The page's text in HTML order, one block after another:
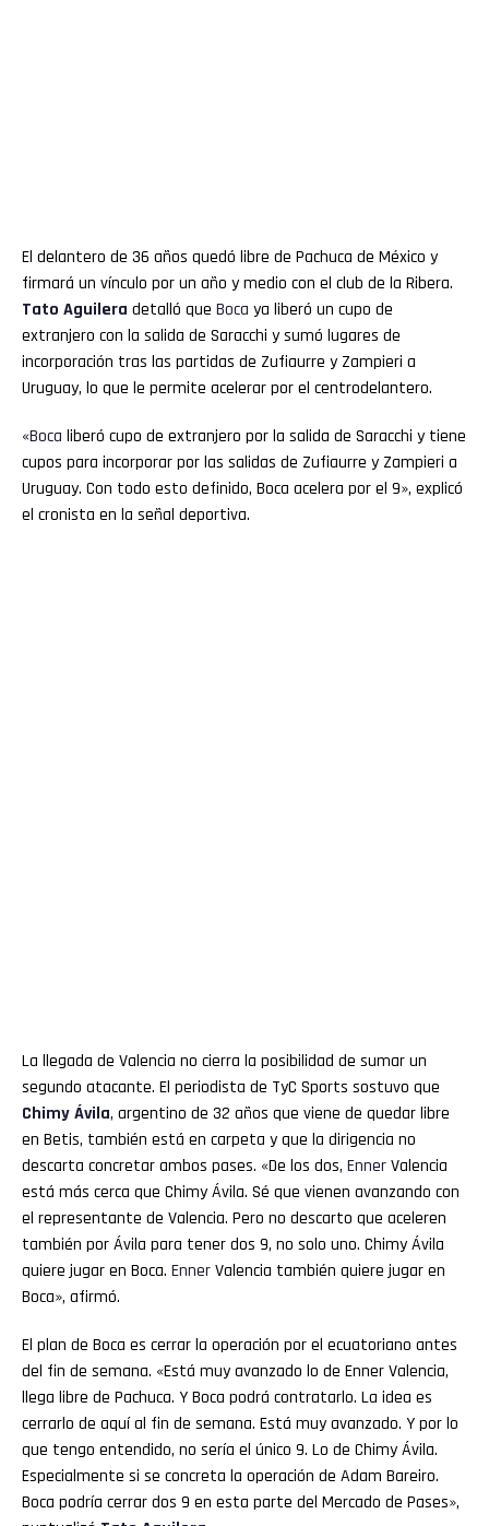
El delantero de 36 años quedó libre de Pachuca de México y
firmará un vínculo por un año y medio con el club de la Ribera.
Tato Aguilera detalló que Boca ya liberó un cupo de
extranjero con la salida de Saracchi y sumó lugares de
incorporación tras las partidas de Zufiaurre y Zampieri a
Uruguay, lo que le permite acelerar por el centrodelantero.
«Boca liberó cupo de extranjero por la salida de Saracchi y tiene
cupos para incorporar por las salidas de Zufiaurre y Zampieri a
Uruguay. Con todo esto definido, Boca acelera por el 9», explicó
el cronista en la señal deportiva.
La llegada de Valencia no cierra la posibilidad de sumar un
segundo atacante. El periodista de TyC Sports sostuvo que
Chimy Ávila, argentino de 32 años que viene de quedar libre
en Betis, también está en carpeta y que la dirigencia no
descarta concretar ambos pases. «De los dos, EnnerValencia
está más cerca que Chimy Ávila. Sé que vienen avanzando con
el representante de Valencia. Pero no descarto que aceleren
también por Ávila para tener dos 9, no solo uno. Chimy Ávila
quiere jugar en Boca. EnnerValencia también quiere jugar en
Boca», afirmó.
El plan de Boca es cerrar la operación por el ecuatoriano antes
del fin de semana. «Está muy avanzado lo de Enner Valencia,
llega libre de Pachuca. Y Boca podrá contratarlo. La idea es
cerrarlo de aquí al fin de semana. Está muy avanzado. Y por lo
que tengo entendido, no sería el único 9. Lo de Chimy Ávila.
Especialmente si se concreta la operación de Adam Bareiro.
Boca podría cerrar dos 9 en esta parte del Mercado de Pases»,